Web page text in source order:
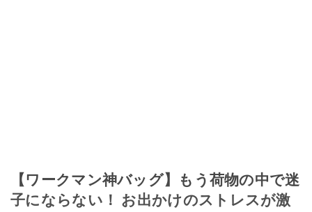
【ワークマン神バッグ】もう荷物の中で迷
子にならない！ お出かけのストレスが激